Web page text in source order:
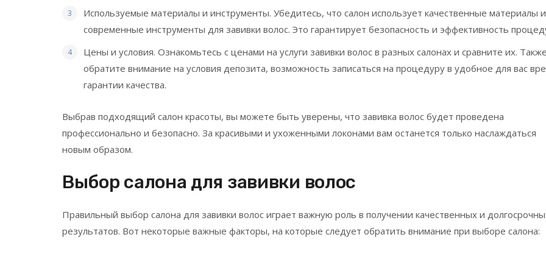
Используемые материалы и инструменты. Убедитесь, что салон использует качественные материалы и
современные инструменты для завивки волос. Это гарантирует безопасность и эффективность
Цены и условия. Ознакомьтесь с ценами на услуги завивки волос в разных салонах и сравните их.
обратите внимание на условия депозита, возможность записаться на процедуру в удобное для вас
гарантии качества.
Выбрав подходящий салон красоты, вы можете быть уверены, что завивка волос будет проведена
профессионально и безопасно. За красивыми и ухоженными локонами вам останется только наслаждаться
новым образом.
Выбор салона для завивки волос
Правильный выбор салона для завивки волос играет важную роль в получении качественных и
результатов. Вот некоторые важные факторы, на которые следует обратить внимание при выборе салона: